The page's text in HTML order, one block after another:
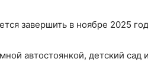
завершить в ноябре 2025
автостоянкой, детский сад